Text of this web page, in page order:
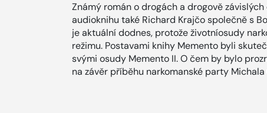
Známý román o drogách a drogově
audioknihu také Richard Krajčo společně s
je aktuální dodnes, protože životníosudy
režimu. Postavami knihy Memento byli
svými osudy Memento II. O čem by bylo
na závěr příběhu narkomanské party Michala